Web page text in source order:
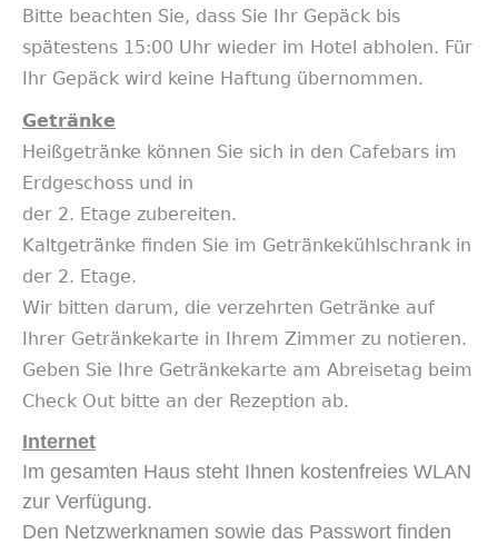
Bitte beachten Sie, dass Sie Ihr Gepäck bis
spätestens 15:00 Uhr wieder im Hotel abholen. Für
Ihr Gepäck wird keine Haftung übernommen.
Getränke
Heißgetränke können Sie sich in den Cafebars im
Erdgeschoss und in
der 2. Etage zubereiten.
Kaltgetränke finden Sie im Getränkekühlschrank in
der 2. Etage.
Wir bitten darum, die verzehrten Getränke auf
Ihrer Getränkekarte in Ihrem Zimmer zu notieren.
Geben Sie Ihre Getränkekarte am Abreisetag beim
Check Out bitte an der Rezeption ab.
Internet
Im gesamten Haus steht Ihnen kostenfreies WLAN
zur Verfügung.
Den Netzwerknamen sowie das Passwort finden